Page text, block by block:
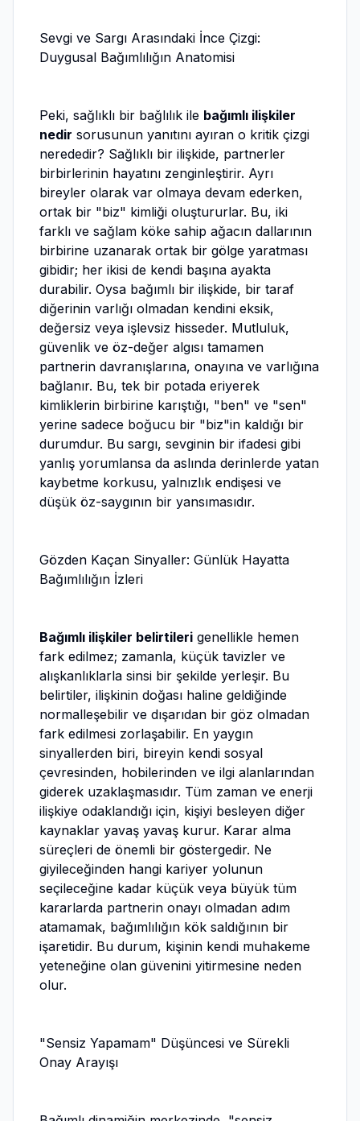
Sevgi ve Sargı Arasındaki İnce Çizgi:
Duygusal Bağımlılığın Anatomisi
Peki, sağlıklı bir bağlılık ile bağımlı ilişkiler
nedir sorusunun yanıtını ayıran o kritik çizgi
nerededir? Sağlıklı bir ilişkide, partnerler
birbirlerinin hayatını zenginleştirir. Ayrı
bireyler olarak var olmaya devam ederken,
ortak bir "biz" kimliği oluştururlar. Bu, iki
farklı ve sağlam köke sahip ağacın dallarının
birbirine uzanarak ortak bir gölge yaratması
gibidir; her ikisi de kendi başına ayakta
durabilir. Oysa bağımlı bir ilişkide, bir taraf
diğerinin varlığı olmadan kendini eksik,
değersiz veya işlevsiz hisseder. Mutluluk,
güvenlik ve öz-değer algısı tamamen
partnerin davranışlarına, onayına ve varlığına
bağlanır. Bu, tek bir potada eriyerek
kimliklerin birbirine karıştığı, "ben" ve "sen"
yerine sadece boğucu bir "biz"in kaldığı bir
durumdur. Bu sargı, sevginin bir ifadesi gibi
yanlış yorumlansa da aslında derinlerde yatan
kaybetme korkusu, yalnızlık endişesi ve
düşük öz-saygının bir yansımasıdır.
Gözden Kaçan Sinyaller: Günlük Hayatta
Bağımlılığın İzleri
Bağımlı ilişkiler belirtileri genellikle hemen
fark edilmez; zamanla, küçük tavizler ve
alışkanlıklarla sinsi bir şekilde yerleşir. Bu
belirtiler, ilişkinin doğası haline geldiğinde
normalleşebilir ve dışarıdan bir göz olmadan
fark edilmesi zorlaşabilir. En yaygın
sinyallerden biri, bireyin kendi sosyal
çevresinden, hobilerinden ve ilgi alanlarından
giderek uzaklaşmasıdır. Tüm zaman ve enerji
ilişkiye odaklandığı için, kişiyi besleyen diğer
kaynaklar yavaş yavaş kurur. Karar alma
süreçleri de önemli bir göstergedir. Ne
giyileceğinden hangi kariyer yolunun
seçileceğine kadar küçük veya büyük tüm
kararlarda partnerin onayı olmadan adım
atamamak, bağımlılığın kök saldığının bir
işaretidir. Bu durum, kişinin kendi muhakeme
yeteneğine olan güvenini yitirmesine neden
olur.
"Sensiz Yapamam" Düşüncesi ve Sürekli
Onay Arayışı